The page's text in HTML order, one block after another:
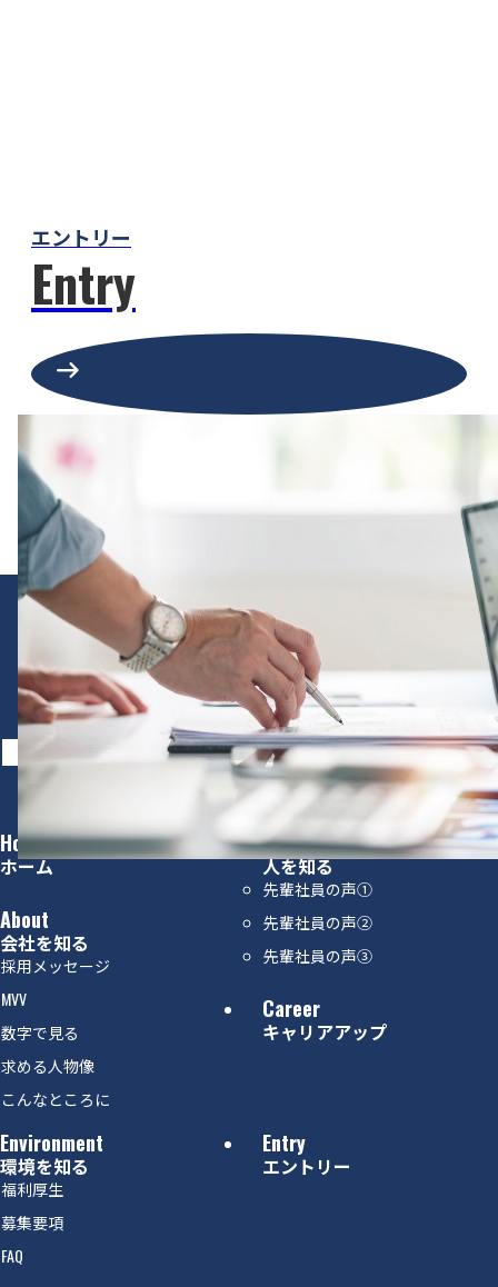
エントリー
Entry
arrow_right_alt
Recruit Site
コーポレートサイトはこちら
Home
ホーム
About
会社を知る
採用メッセージ
MVV
数字で見る
求める人物像
こんなところに
People
人を知る
先輩社員の声①
先輩社員の声②
先輩社員の声③
Career
キャリアアップ
Environment
環境を知る
福利厚生
募集要項
FAQ
Entry
エントリー